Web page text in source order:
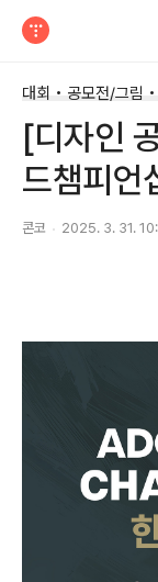
대회 • 공모전/그림
[디자인
드챔피언
콘코 2025. 3. 31.